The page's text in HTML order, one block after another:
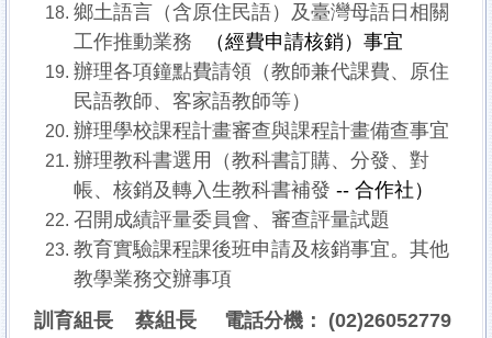
鄉土語言（含原住民語）及臺灣母語日相關
工作推動業務
（經費申請核銷）事宜
辦理各項鐘點費請領（教師兼代課費、原住
民語教師、客家語教師等）
辦理學校課程計畫審查與課程計畫備查事宜
辦理教科書選用（教科書訂購、分發、對
帳、核銷及轉入生教科書補發 -- 合作社）
召開成績評量委員會、審查評量試題
教育實驗課程課後班申請及核銷事宜。其他
教學業務交辦事項
訓育組長 蔡組長 電話分機： (02)26052779